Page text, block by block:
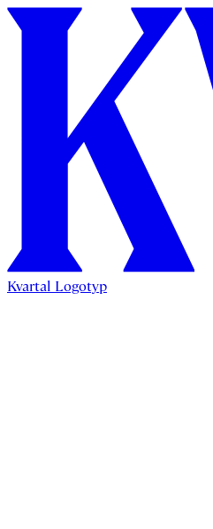
Kvartal Logotyp